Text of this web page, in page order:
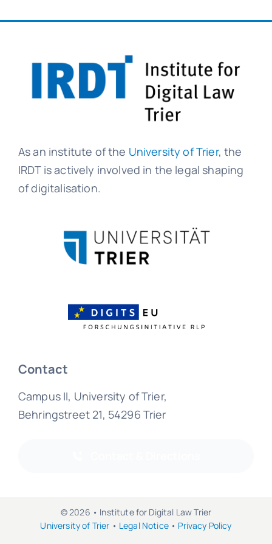
As an institute of the University of Trier, the
IRDT is actively involved in the legal shaping
of digitalisation.
Contact
Campus II, University of Trier,
Behringstreet 21, 54296 Trier
© 2026 • Institute for Digital Law Trier
University of Trier • Legal Notice• Privacy Policy